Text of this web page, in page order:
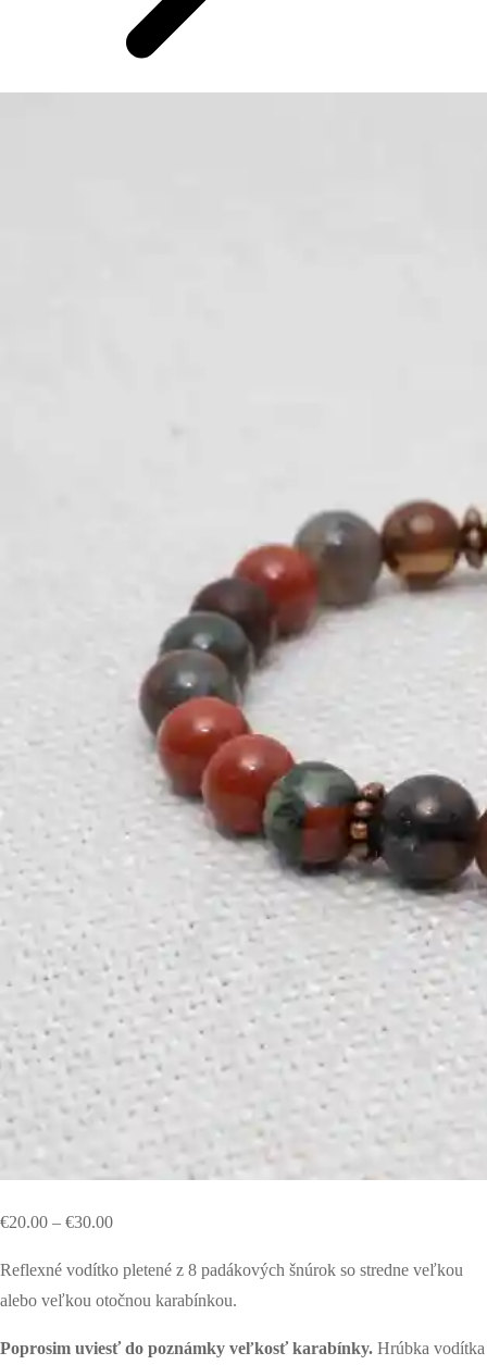
€20.00 – €30.00
Reflexné vodítko pletené z 8 padákových šnúrok so stredne veľkou
alebo veľkou otočnou karabínkou.
Poprosim uviesť do poznámky veľkosť karabínky. Hrúbka vodítka